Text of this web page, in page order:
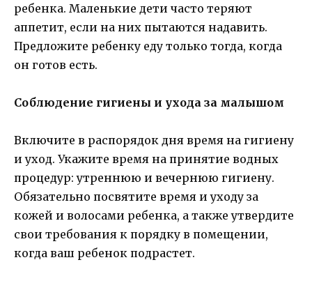
ребенка. Маленькие дети часто теряют
аппетит, если на них пытаются надавить.
Предложите ребенку еду только тогда, когда
он готов есть.
Соблюдение гигиены и ухода за малышом
Включите в распорядок дня время на гигиену
и уход. Укажите время на принятие водных
процедур: утреннюю и вечернюю гигиену.
Обязательно посвятите время и уходу за
кожей и волосами ребенка, а также утвердите
свои требования к порядку в помещении,
когда ваш ребенок подрастет.